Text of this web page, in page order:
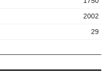
2002
29